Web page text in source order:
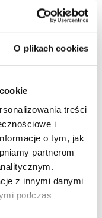
O plikach cookies
treści
i
o tym, jak
partnerom
z innymi danymi
podczas
doradcą